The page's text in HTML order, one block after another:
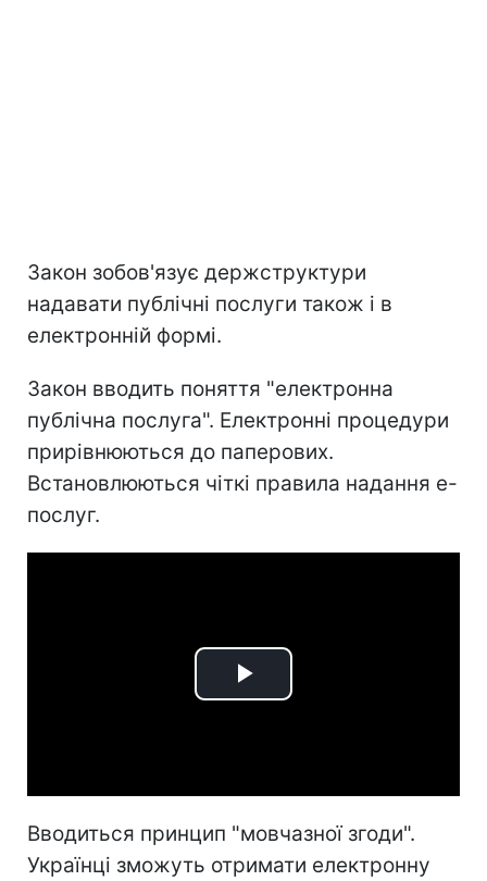
Закон зобов'язує держструктури
надавати публічні послуги також і в
електронній формі.
Закон вводить поняття "електронна
публічна послуга". Електронні процедури
прирівнюються до паперових.
Встановлюються чіткі правила надання е-
послуг.
Play
Вводиться принцип "мовчазної згоди".
Українці зможуть отримати електронну